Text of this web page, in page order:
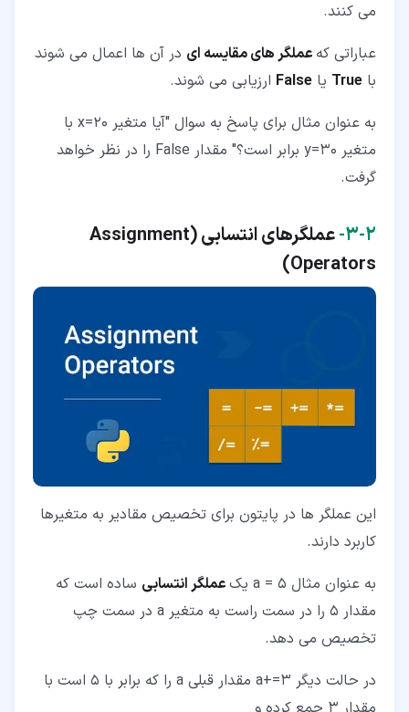
می کنند.
عباراتی که عملگر های مقایسه ای در آن ها اعمال می شوند
با True یا False ارزیابی می شوند.
به عنوان مثال برای پاسخ به سوال "آیا متغیر x=20 با
متغیر y=30 برابر است؟" مقدار False را در نظر خواهد
گرفت.
۲‏-‏۳‏- عملگرهای انتسابی (Assignment
Operators
)
این عملگر ها در پایتون برای تخصیص مقادیر به متغیرها
کاربرد دارند.
به عنوان مثال a = 5 یک
عملگر انتسابی ساده است که
مقدار 5 را در سمت راست به متغیر a در سمت چپ
تخصیص می دهد.
در حالت دیگر a+=3 مقدار قبلی a را که برابر با 5 است با